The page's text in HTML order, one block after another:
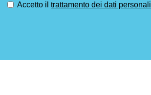
Accetto il trattamento dei dati personali